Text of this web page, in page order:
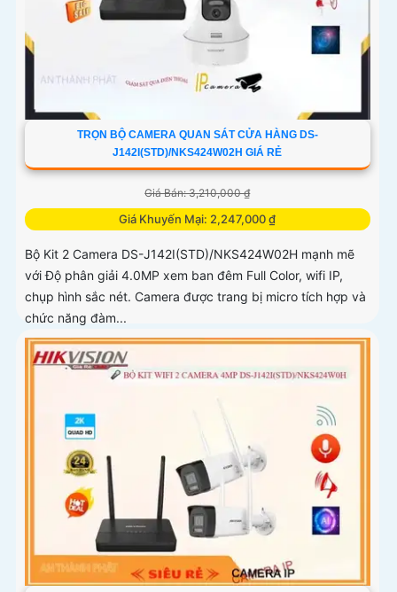
TRỌN BỘ CAMERA QUAN SÁT CỬA HÀNG DS-
J142I(STD)/NKS424W02H GIÁ RẺ
Giá Bán: 3,210,000 ₫
Giá Khuyến Mại: 2,247,000 ₫
Bộ Kit 2 Camera DS-J142I(STD)/NKS424W02H mạnh mẽ
với Độ phân giải 4.0MP xem ban đêm Full Color, wifi IP,
chụp hình sắc nét. Camera được trang bị micro tích hợp và
chức năng đàm...